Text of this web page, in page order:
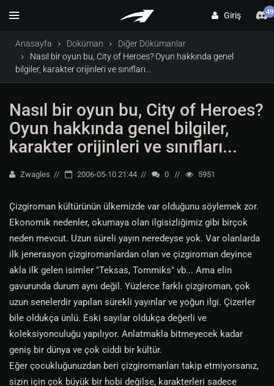
Giriş 49
Anasayfa Doküman
Diğer Dökümanlar
Nasıl bir oyun bu, City of Heroes? Oyun hakkında genel
bilgiler, karakter orijinleri ve sınıfları...
Nasıl bir oyun bu, City of Heroes?
Oyun hakkında genel bilgiler,
karakter orijinleri ve sınıfları...
Zwagles 2006-05-10 21:44 0 5951
Çizgiroman kültürünün ülkemizde var olduğunu söylemek zor.
Ekonomik nedenler, okumaya olan ilgisizliğimiz gibi birçok
neden mevcut. Uzun süreli yayın neredeyse yok. Var olanlarda
ilk jenerasyon çizgiromanlardan olan ve çizgiroman deyince
akla ilk gelen isimler "Teksas, Tommiks" vb... Ama elin
gavurunda durum aynı değil. Yüzlerce farklı çizgiroman, çok
uzun senelerdir yapılan sürekli yayınlar ve yoğun ilgi. Çizerler
bile oldukça ünlü. Eski sayılar oldukça değerli ve
koleksiyonculuğu yapılıyor. Anlatmakla bitmeyecek kadar
geniş bir dünya ve çok ciddi bir kültür.
Eğer çocukluğunuzdan beri çizgiromanları takip etmiyorsanız,
sizin için çok büyük bir hobi değilse, karakterleri sadece